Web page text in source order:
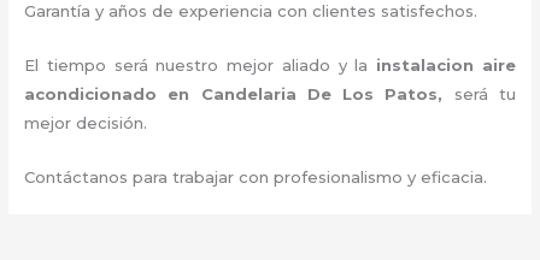
Garantía y años de experiencia con clientes satisfechos.
El tiempo será nuestro mejor aliado y la instalacion aire
acondicionado en Candelaria De Los Patos, será tu
mejor decisión.
Contáctanos para trabajar con profesionalismo y eficacia.